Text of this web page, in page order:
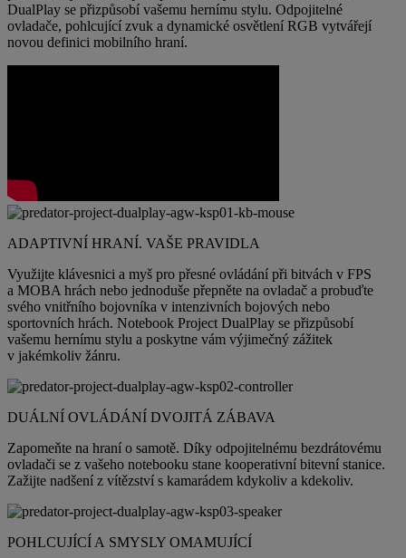
DualPlay se přizpůsobí vašemu hernímu stylu. Odpojitelné
ovladače, pohlcující zvuk a dynamické osvětlení RGB vytvářejí
novou definici mobilního hraní.
ADAPTIVNÍ HRANÍ. VAŠE PRAVIDLA
Využijte klávesnici a myš pro přesné ovládání při bitvách v FPS
a MOBA hrách nebo jednoduše přepněte na ovladač a probuďte
svého vnitřního bojovníka v intenzivních bojových nebo
sportovních hrách. Notebook Project DualPlay se přizpůsobí
vašemu hernímu stylu a poskytne vám výjimečný zážitek
v jakémkoliv žánru.
DUÁLNÍ OVLÁDÁNÍ DVOJITÁ ZÁBAVA
Zapomeňte na hraní o samotě. Díky odpojitelnému bezdrátovému
ovladači se z vašeho notebooku stane kooperativní bitevní stanice.
Zažijte nadšení z vítězství s kamarádem kdykoliv a kdekoliv.
POHLCUJÍCÍ A SMYSLY OMAMUJÍCÍ